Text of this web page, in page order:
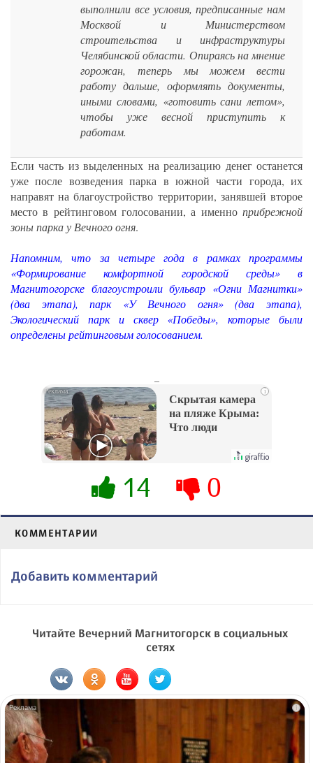
выполнили все условия, предписанные нам
Москвой и Министерством
строительства и инфраструктуры
Челябинской области. Опираясь на мнение
горожан, теперь мы можем вести
работу дальше, оформлять документы,
иными словами, «готовить сани летом»,
чтобы уже весной приступить к
работам.
Если часть из выделенных на реализацию денег останется
уже после возведения парка в южной части города, их
направят на благоустройство территории, занявшей второе
место в рейтинговом голосовании, а именно прибрежной
зоны парка у Вечного огня.
Напомним, что за четыре года в рамках программы
«Формирование комфортной городской среды» в
Магнитогорске благоустроили бульвар «Огни Магнитки»
(два этапа), парк «У Вечного огня» (два этапа),
Экологический парк и сквер «Победы», которые были
определены рейтинговым голосованием.
i
Скрытая камера
на пляже Крыма:
Что люди
их не видят...
14 0
КОММЕНТАРИИ
Добавить комментарий
Читайте Вечерний Магнитогорск в социальных
сетях
i